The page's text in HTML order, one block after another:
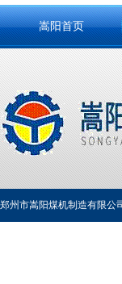
嵩阳首页
郑州市嵩阳煤机制造有限公